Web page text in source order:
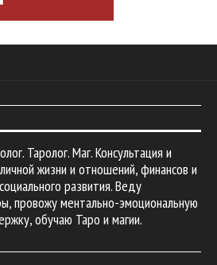
Таролог. Маг. Консультация и
жизни и отношений, финансов и
развития. Веду
провожу ментально-эмоциональную
обучаю Таро и магии.